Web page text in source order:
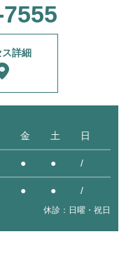
ス詳細
金 土 日
● ● /
● ● /
休診：日曜・祝日